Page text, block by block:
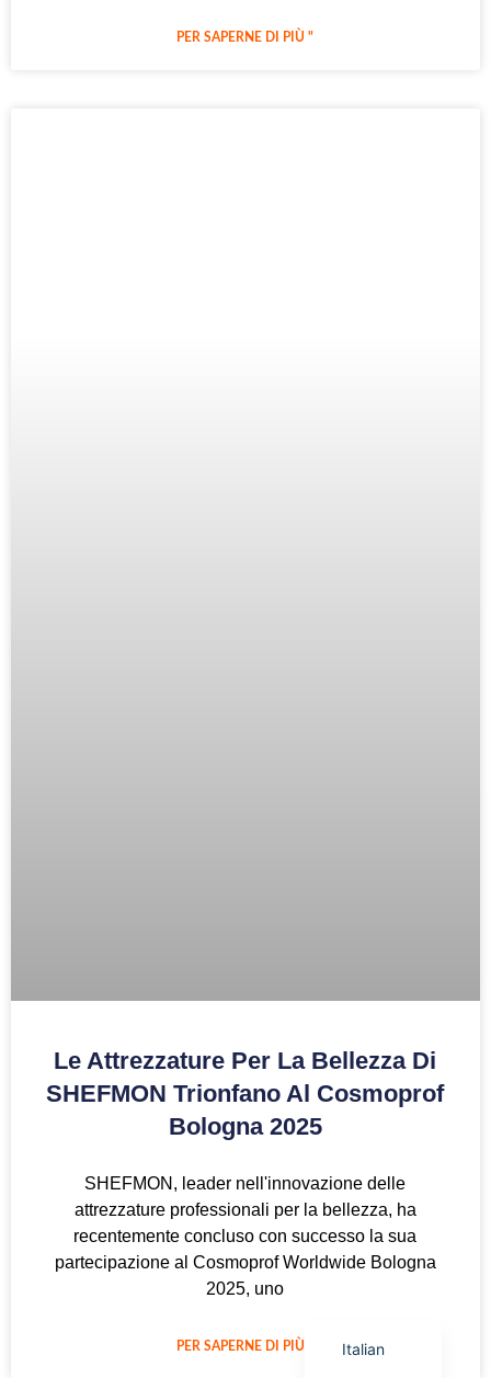
PER SAPERNE DI PIÙ "
Le Attrezzature Per La Bellezza Di
SHEFMON Trionfano Al Cosmoprof
Bologna 2025
SHEFMON, leader nell'innovazione delle
attrezzature professionali per la bellezza, ha
recentemente concluso con successo la sua
partecipazione al Cosmoprof Worldwide Bologna
2025, uno
PER SAPERNE DI PIÙ " Italian
French
Russian
German
Korean